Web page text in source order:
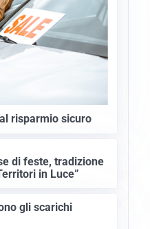
risparmio sicuro
di feste, tradizione
in Luce”
gli scarichi